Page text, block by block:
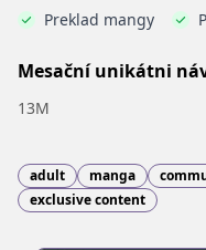
Preklad mangy
Mesační unikátni
13M
adult manga
exclusive content